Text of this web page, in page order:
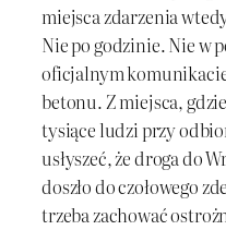
miejsca zdarzenia
Nie po godzinie. Nie w
oficjalnym
betonu. Z miejsca,
tysiące ludzi przy
usłyszeć, że droga do
doszło do czołowego
trzeba zachować